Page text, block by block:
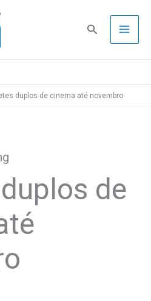
Pesquisa
duplos de cinema até novembro
de